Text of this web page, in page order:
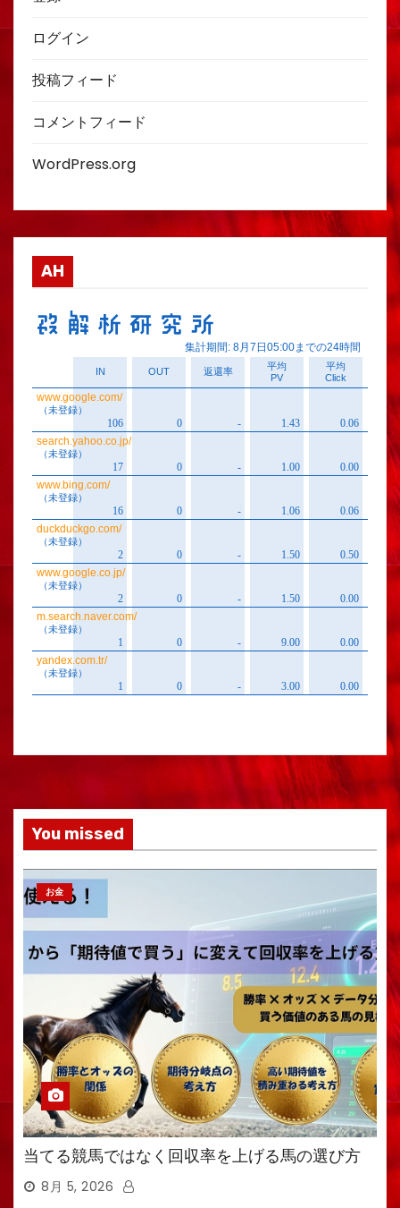
ログイン
投稿フィード
コメントフィード
WordPress.org
AH
You missed
お金
当てる競馬ではなく回収率を上げる馬の選び方
8月 5, 2026